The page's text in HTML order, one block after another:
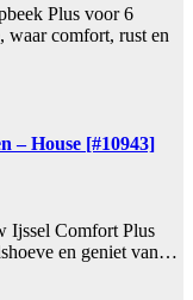
Plus voor 6
waar comfort, rust en
– House [#10943]
Ijssel Comfort Plus
en geniet van…